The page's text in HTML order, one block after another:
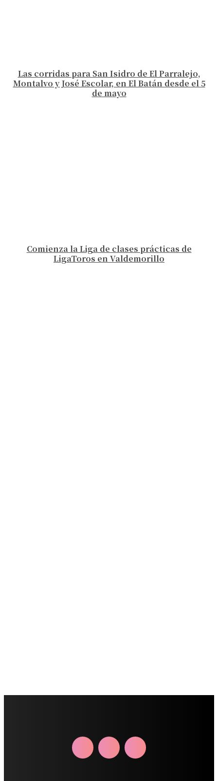
Las corridas para San Isidro de El Parralejo,
Montalvo y José Escolar, en El Batán desde el 5
de mayo
Comienza la Liga de clases prácticas de
LigaToros en Valdemorillo